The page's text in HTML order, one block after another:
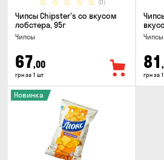
(0)
Чипсы Chipster's со вкусом
лобстера, 95г
Чипсы
67,00
грн за 1 шт
90г
Чипсы
81
грн за
Новинка